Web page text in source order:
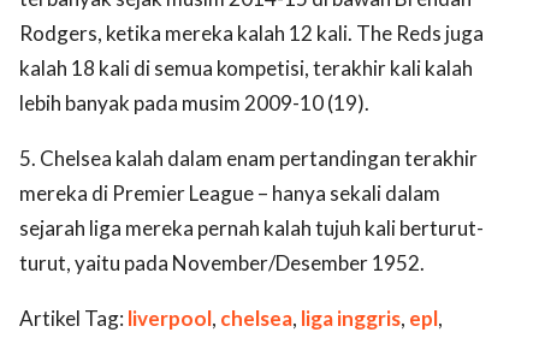
Rodgers, ketika mereka kalah 12 kali. The Reds juga
kalah 18 kali di semua kompetisi, terakhir kali kalah
lebih banyak pada musim 2009-10 (19).
5. Chelsea kalah dalam enam pertandingan terakhir
mereka di Premier League – hanya sekali dalam
sejarah liga mereka pernah kalah tujuh kali berturut-
turut, yaitu pada November/Desember 1952.
Artikel Tag: liverpool, chelsea, liga inggris, epl,